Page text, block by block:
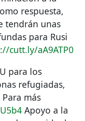
respuesta,
tendrán unas
para Rusi
cutt.ly/aA9ATP0
para los
refugiadas,
más
Apoyo a la